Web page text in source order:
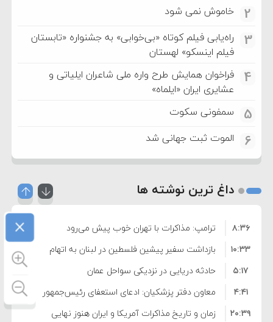
2 خاموش نمی شود
3
راه‌یابی فیلم کوتاه «بی‌خوابی» به جشنواره «تابستان
فیلم اینسکو» لهستان
4
فراخوان همایش طرح واره ملی شاعران ایلیاتی و
عشایری ایران «ایلماه»
5 سمفونی سکوت
6 الموت ثبت جهانی شد
داغ ترین نوشته ها
ترامپ: مذاکرات با تهران خوب پیش می‌رود
۸:۳۶
بازداشت سفیر پیشین فلسطین در لبنان به اتهام
فساد و اختلاس اموال
۱۰:۳۳
حادثه دریایی در نزدیکی سواحل عمان
۵:۱۷
معاون دفتر پزشکیان: ادعای استعفای رئیس‌جمهور
واهی و کذب محض است
۴:۴۱
زمان و تاریخ مذاکرات آمریکا و ایران هنوز نهایی
۲۰:۳۹
×